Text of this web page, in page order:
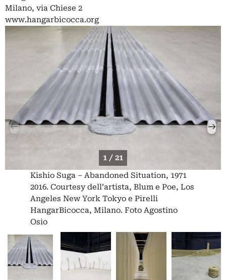
Milano, via Chiese 2
www.hangarbicocca.org
1 / 21
Kishio Suga – Abandoned Situation, 1971
2016. Courtesy dell’artista, Blum e Poe, Los
Angeles New York Tokyo e Pirelli
HangarBicocca, Milano. Foto Agostino
Osio